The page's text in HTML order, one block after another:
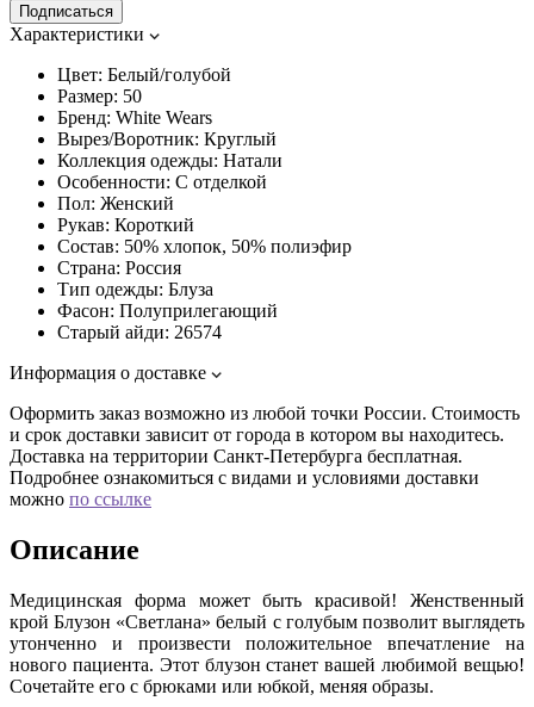
Подписаться
Характеристики
Цвет: Белый/голубой
Размер: 50
Бренд: White Wears
Вырез/Воротник: Круглый
Коллекция одежды: Натали
Особенности: С отделкой
Пол: Женский
Рукав: Короткий
Состав: 50% хлопок, 50% полиэфир
Страна: Россия
Тип одежды: Блуза
Фасон: Полуприлегающий
Старый айди: 26574
Информация о доставке
Оформить заказ возможно из любой точки России. Стоимость
и срок доставки зависит от города в котором вы находитесь.
Доставка на территории Санкт-Петербурга бесплатная.
Подробнее ознакомиться с видами и условиями доставки
можно по ссылке
Описание
Медицинская форма может быть красивой! Женственный
крой Блузон «Светлана» белый с голубым позволит выглядеть
утонченно и произвести положительное впечатление на
нового пациента. Этот блузон станет вашей любимой вещью!
Сочетайте его с брюками или юбкой, меняя образы.